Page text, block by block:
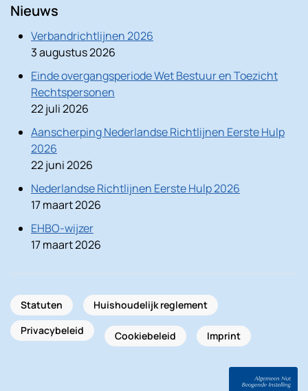
Nieuws
Verbandrichtlijnen 2026
3 augustus 2026
Einde overgangsperiode Wet Bestuur en Toezicht
Rechtspersonen
22 juli 2026
Aanscherping Nederlandse Richtlijnen Eerste Hulp
2026
22 juni 2026
Nederlandse Richtlijnen Eerste Hulp 2026
17 maart 2026
EHBO-wijzer
17 maart 2026
Statuten
Huishoudelijk reglement
Privacybeleid
Cookiebeleid Imprint